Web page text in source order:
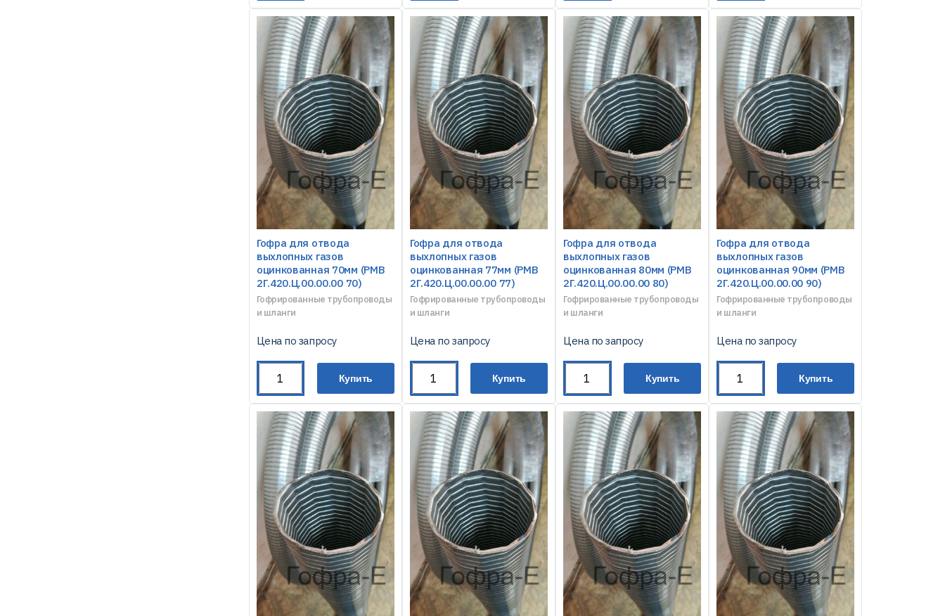
Гофра для отвода
выхлопных газов
оцинкованная 70мм (РМВ
2Г.420.Ц.00.00.00 70)
Гофрированные трубопроводы
и шланги
Цена по запросу
Купить
Гофра для отвода
выхлопных газов
оцинкованная 77мм (РМВ
2Г.420.Ц.00.00.00 77)
Гофрированные трубопроводы
и шланги
Цена по запросу
Купить
Гофра для отвода
выхлопных газов
оцинкованная 80мм (РМВ
2Г.420.Ц.00.00.00 80)
Гофрированные трубопроводы
и шланги
Цена по запросу
Купить
Гофра для отвода
выхлопных газов
оцинкованная 90мм (РМВ
2Г.420.Ц.00.00.00 90)
Гофрированные трубопроводы
и шланги
Цена по запросу
Купить